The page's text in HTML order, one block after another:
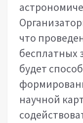
что
бесплатных
будет
научной